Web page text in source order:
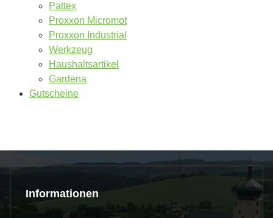
Pattex
Proxxon Micromot
Proxxon Industrial
Werkzeug
Haushaltsartikel
Gardena
Gutscheine
Informationen